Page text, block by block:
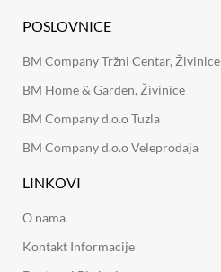
POSLOVNICE
BM Company Tržni Centar, Živinice
BM Home & Garden, Živinice
BM Company d.o.o Tuzla
BM Company d.o.o Veleprodaja
LINKOVI
O nama
Kontakt Informacije